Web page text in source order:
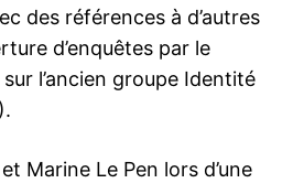
des références à d’autres
d’enquêtes par le
l’ancien groupe Identité